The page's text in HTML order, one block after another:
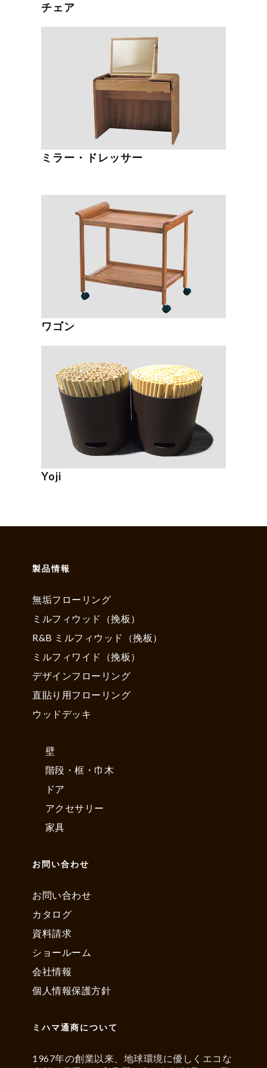
チェア
ミラー・ドレッサー
ワゴン
Yoji
製品情報
無垢フローリング
ミルフィウッド（挽板）
R&B ミルフィウッド（挽板）
ミルフィワイド（挽板）
デザインフローリング
直貼り用フローリング
ウッドデッキ
壁
階段・框・巾木
ドア
アクセサリー
家具
お問い合わせ
お問い合わせ
カタログ
資料請求
ショールーム
会社情報
個人情報保護方針
ミハマ通商について
1967年の創業以来、地球環境に優しくエコな